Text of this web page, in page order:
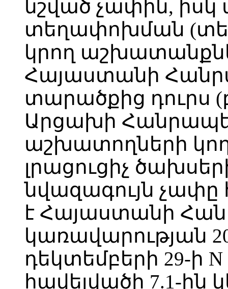
նշված չափին, իսկ
տեղափոխման
կրող
Հայաստանի
տարածքից դուրս
Արցախի
աշխատողների
լրացուցիչ
նվազագույն
է Հայաստանի
կառավարության
դեկտեմբերի 29-ի N
հավելվածի 7.1-